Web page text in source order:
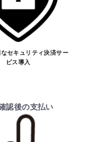
セキュリティ決済サー
ビス導入
認後の支払い